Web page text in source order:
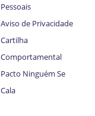
Pessoais
Aviso de Privacidade
Cartilha
Comportamental
Pacto Ninguém Se
Cala